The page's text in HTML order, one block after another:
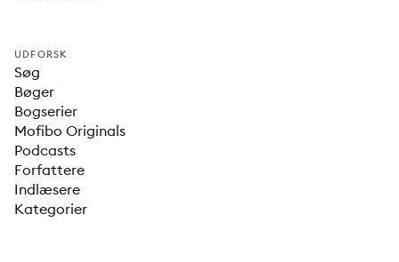
UDFORSK
Søg
Bøger
Bogserier
Mofibo Originals
Podcasts
Forfattere
Indlæsere
Kategorier